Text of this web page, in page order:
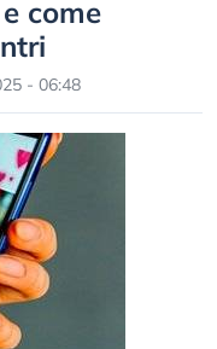
come
- 06:48